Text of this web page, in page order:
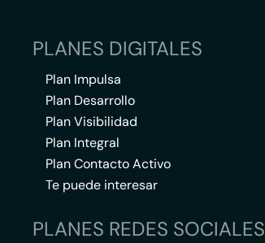
PLANES DIGITALES
Plan Impulsa
Plan Desarrollo
Plan Visibilidad
Plan Integral
Plan Contacto Activo
Te puede interesar
PLANES REDES SOCIALES